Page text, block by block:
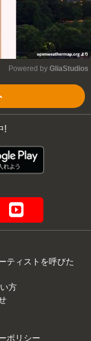
Powered by GliaStudios
!
ティストを呼びた
方
ポリシー